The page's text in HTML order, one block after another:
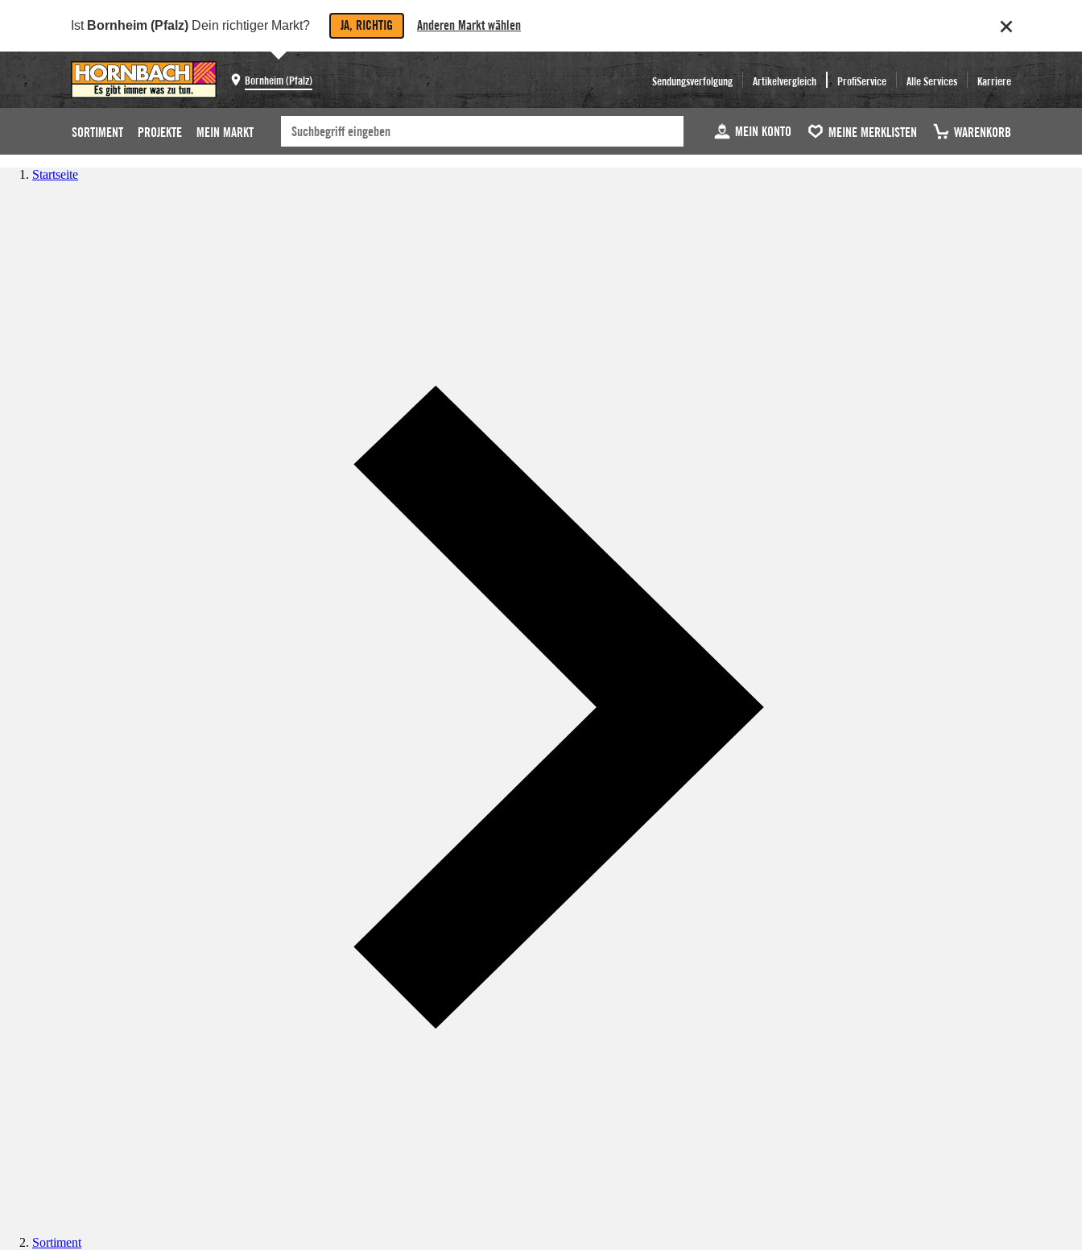
Ist Bornheim (Pfalz) Dein richtiger Markt? JA, RICHTIG Anderen Markt wählen
Bornheim (Pfalz) Sendungsverfolgung Artikelvergleich ProfiService Alle Services Karriere
SORTIMENT PROJEKTE MEIN MARKT MEIN KONTO MEINE MERKLISTEN WARENKORB
Startseite
Sortiment